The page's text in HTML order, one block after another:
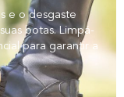
e o desgaste
botas. Limpá-
para garantir a